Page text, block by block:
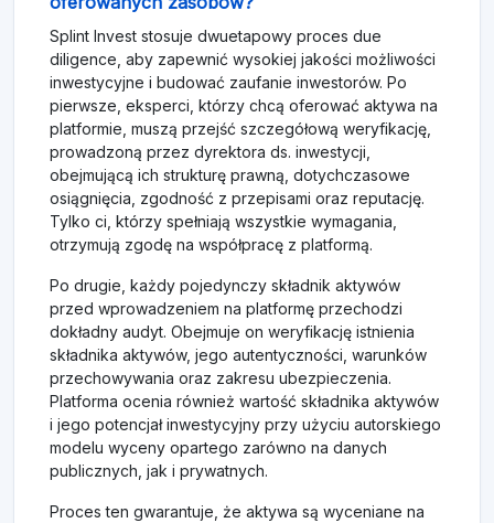
Splint Invest stosuje dwuetapowy proces due
diligence, aby zapewnić wysokiej jakości możliwości
inwestycyjne i budować zaufanie inwestorów. Po
pierwsze, eksperci, którzy chcą oferować aktywa na
platformie, muszą przejść szczegółową weryfikację,
prowadzoną przez dyrektora ds. inwestycji,
obejmującą ich strukturę prawną, dotychczasowe
osiągnięcia, zgodność z przepisami oraz reputację.
Tylko ci, którzy spełniają wszystkie wymagania,
otrzymują zgodę na współpracę z platformą.
Po drugie, każdy pojedynczy składnik aktywów
przed wprowadzeniem na platformę przechodzi
dokładny audyt. Obejmuje on weryfikację istnienia
składnika aktywów, jego autentyczności, warunków
przechowywania oraz zakresu ubezpieczenia.
Platforma ocenia również wartość składnika aktywów
i jego potencjał inwestycyjny przy użyciu autorskiego
modelu wyceny opartego zarówno na danych
publicznych, jak i prywatnych.
Proces ten gwarantuje, że aktywa są wyceniane na